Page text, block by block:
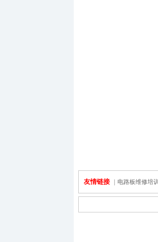
友情链接 电路板维修培训